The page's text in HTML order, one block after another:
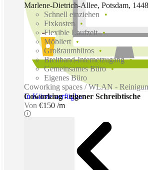
In Kürze verfügbar
Marlene-Dietrich-Allee, Potsdam,
Schnell einziehen
Fixkosten
Flexible Laufzeit
Möbliert
Großraumbüros
Breitband-Internetzugang
Gemeinsames Büro
Eigenes Büro
Coworking spaces / WLAN -
Coworking - eigener Schreibtische
Von €150 /m